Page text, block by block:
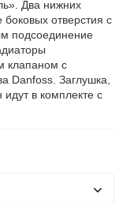
Два нижних
отверстия с
подсоединение
клапаном с
Danfoss. Заглушка,
идут в комплекте с